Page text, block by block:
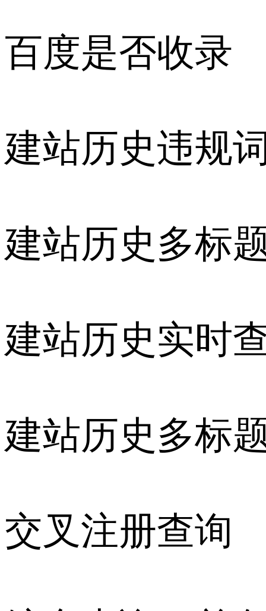
百度是否收录
建站历史违规
建站历史多标
建站历史实时
建站历史多标
交叉注册查询